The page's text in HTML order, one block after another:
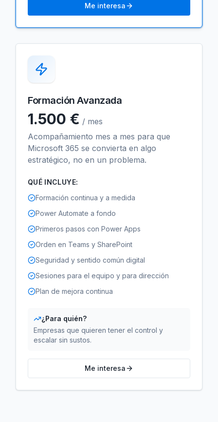
Me interesa
Formación Avanzada
1.500 € / mes
Acompañamiento mes a mes para que
Microsoft 365 se convierta en algo
estratégico, no en un problema.
QUÉ INCLUYE:
Formación continua y a medida
Power Automate a fondo
Primeros pasos con Power Apps
Orden en Teams y SharePoint
Seguridad y sentido común digital
Sesiones para el equipo y para dirección
Plan de mejora continua
¿Para quién?
Empresas que quieren tener el control y
escalar sin sustos.
Me interesa